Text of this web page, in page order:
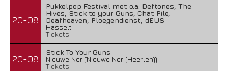
20-08
Pukkelpop Festival met o.a. Deftones, The
Hives, Stick to your Guns, Chat Pile,
Deafheaven, Ploegendienst, dEUS
Hasselt
Tickets
20-08
Stick To Your Guns
Nieuwe Nor (Nieuwe Nor (Heerlen))
Tickets